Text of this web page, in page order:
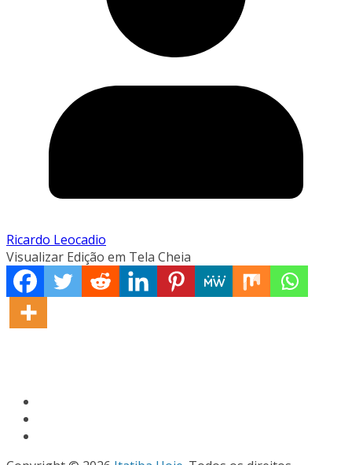
Ricardo Leocadio
Visualizar Edição em Tela Cheia